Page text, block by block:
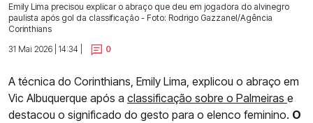
Emily Lima precisou explicar o abraço que deu em jogadora do alvinegro
paulista após gol da classificação - Foto: Rodrigo Gazzanel/Agência
Corinthians
31 Mai 2026 | 14:34 |
0
A técnica do Corinthians, Emily Lima, explicou o abraço em
Vic Albuquerque após a classificação sobre o Palmeiras e
destacou o significado do gesto para o elenco feminino. O